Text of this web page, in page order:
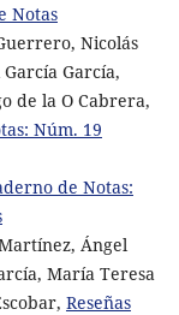
Notas
Nicolás
García,
de la O Cabrera,
Núm. 19
de Notas:
Ángel
María Teresa
Reseñas